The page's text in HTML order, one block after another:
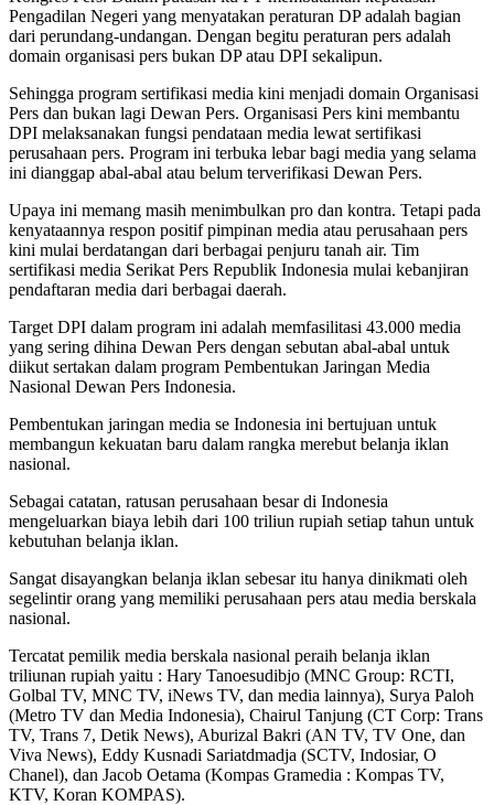
Pengadilan Negeri yang menyatakan peraturan DP adalah bagian
dari perundang-undangan. Dengan begitu peraturan pers adalah
domain organisasi pers bukan DP atau DPI sekalipun.
Sehingga program sertifikasi media kini menjadi domain Organisasi
Pers dan bukan lagi Dewan Pers. Organisasi Pers kini membantu
DPI melaksanakan fungsi pendataan media lewat sertifikasi
perusahaan pers. Program ini terbuka lebar bagi media yang selama
ini dianggap abal-abal atau belum terverifikasi Dewan Pers.
Upaya ini memang masih menimbulkan pro dan kontra. Tetapi pada
kenyataannya respon positif pimpinan media atau perusahaan pers
kini mulai berdatangan dari berbagai penjuru tanah air. Tim
sertifikasi media Serikat Pers Republik Indonesia mulai kebanjiran
pendaftaran media dari berbagai daerah.
Target DPI dalam program ini adalah memfasilitasi 43.000 media
yang sering dihina Dewan Pers dengan sebutan abal-abal untuk
diikut sertakan dalam program Pembentukan Jaringan Media
Nasional Dewan Pers Indonesia.
Pembentukan jaringan media se Indonesia ini bertujuan untuk
membangun kekuatan baru dalam rangka merebut belanja iklan
nasional.
Sebagai catatan, ratusan perusahaan besar di Indonesia
mengeluarkan biaya lebih dari 100 triliun rupiah setiap tahun untuk
kebutuhan belanja iklan.
Sangat disayangkan belanja iklan sebesar itu hanya dinikmati oleh
segelintir orang yang memiliki perusahaan pers atau media berskala
nasional.
Tercatat pemilik media berskala nasional peraih belanja iklan
triliunan rupiah yaitu : Hary Tanoesudibjo (MNC Group: RCTI,
Golbal TV, MNC TV, iNews TV, dan media lainnya), Surya Paloh
(Metro TV dan Media Indonesia), Chairul Tanjung (CT Corp: Trans
TV, Trans 7, Detik News), Aburizal Bakri (AN TV, TV One, dan
Viva News), Eddy Kusnadi Sariatdmadja (SCTV, Indosiar, O
Chanel), dan Jacob Oetama (Kompas Gramedia : Kompas TV,
KTV, Koran KOMPAS).